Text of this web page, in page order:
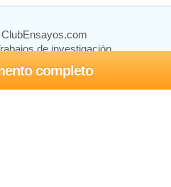
completo
de investigación